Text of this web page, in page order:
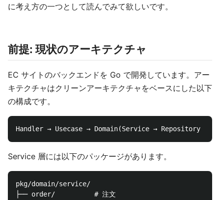
に考え方の一つとして読んでみて欲しいです。
前提: 現状のアーキテクチャ
EC サイトのバックエンドを Go で開発しています。アー
キテクチャはクリーンアーキテクチャをベースにした以下
の構成です。
Service 層には以下のパッケージがあります。
pkg/domain/service/
├── order/          # 注文